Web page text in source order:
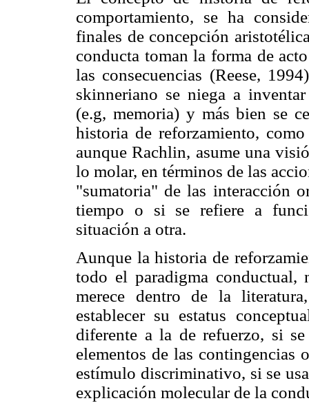
comportamiento, se ha
finales de concepción
conducta toman la forma de
las consecuencias (Reese,
skinneriano se niega a
(e.g, memoria) y más bien se
historia de reforzamiento,
aunque Rachlin, asume una
lo molar, en términos de las
"sumatoria" de las interacción
tiempo o si se refiere a
situación a otra.
Aunque la historia de
todo el paradigma
merece dentro de la
establecer su estatus
diferente a la de refuerzo, si
elementos de las contingencias
estímulo discriminativo, si se
explicación molecular de la